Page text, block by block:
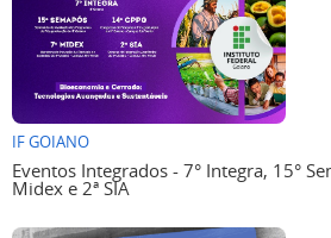
IF GOIANO
Eventos Integrados - 7° Integra, 15°
Midex e 2ª SIA